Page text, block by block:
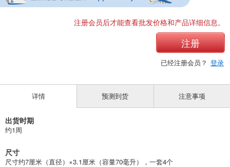
注册会员后才能查看批发价格和产品详细信息。
注册
已经注册会员？ 登录
详情
出货时期
约1周
尺寸
尺寸约7厘米（直径）×3.1厘米（容量70毫升），一套4个
预测到货 注意事项